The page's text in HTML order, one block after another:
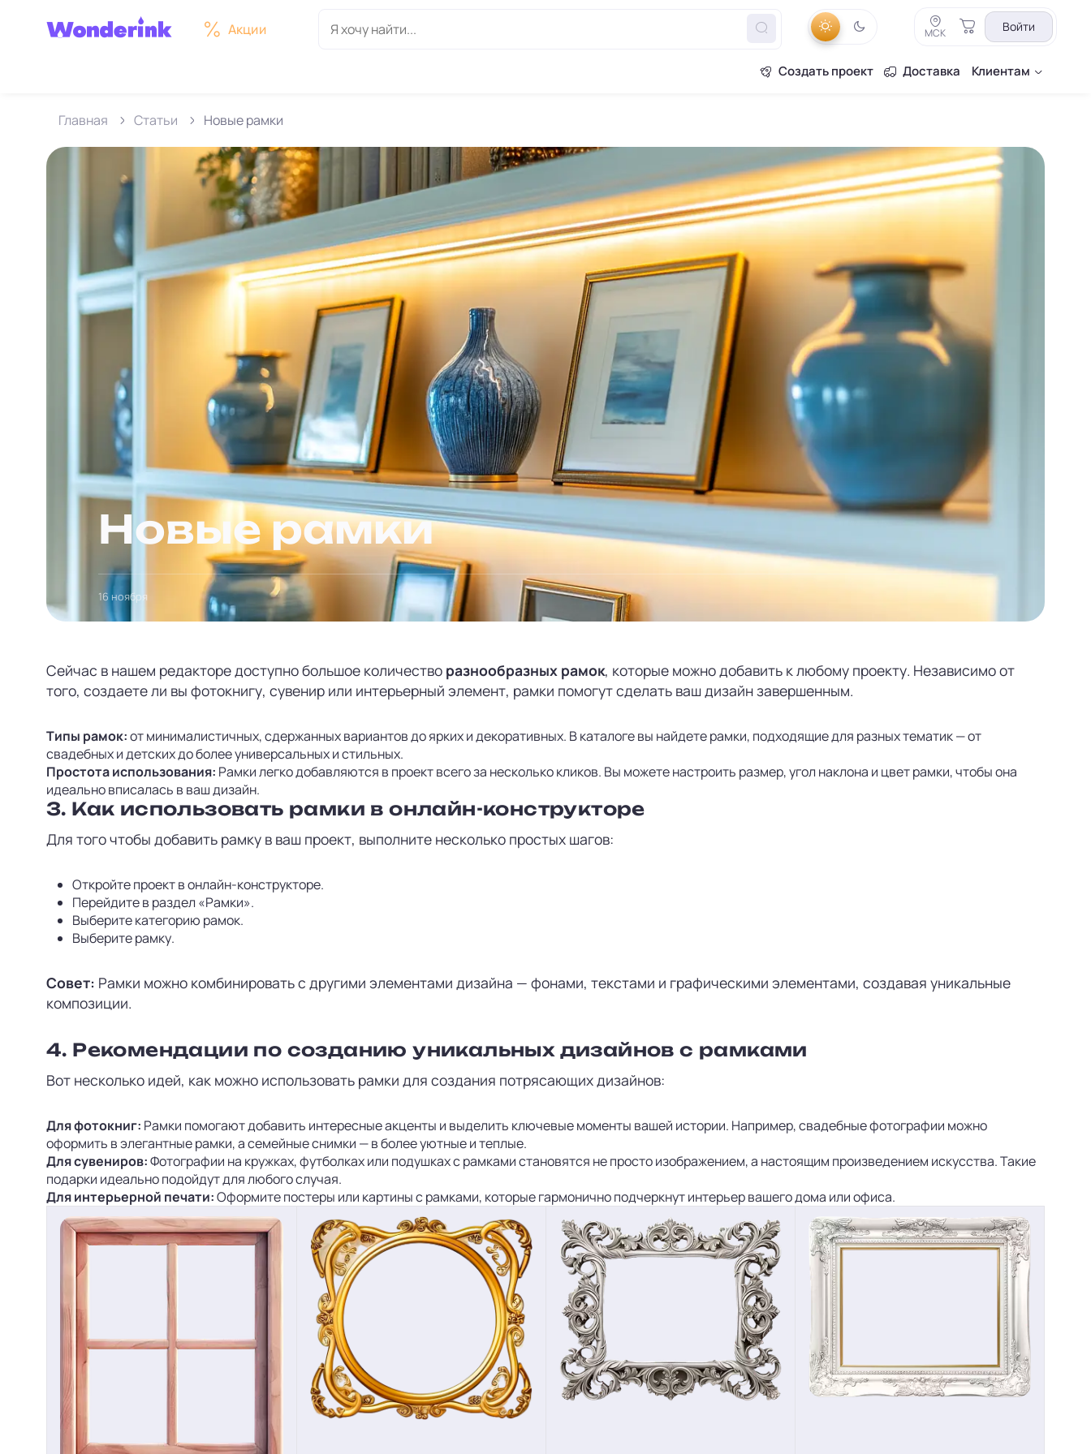
Акции МСК Войти
Создать проект Доставка Клиентам
Главная Статьи Новые рамки
Новые рамки
16 ноября
Сейчас в нашем редакторе доступно большое количество разнообразных рамок, которые можно добавить к любому проекту. Независимо от
того, создаете ли вы фотокнигу, сувенир или интерьерный элемент, рамки помогут сделать ваш дизайн завершенным.
Типы рамок:от минималистичных, сдержанных вариантов до ярких и декоративных. В каталоге вы найдете рамки, подходящие для разных тематик — от
свадебных и детских до более универсальных и стильных.
Простота использования: Рамки легко добавляются в проект всего за несколько кликов. Вы можете настроить размер, угол наклона и цвет рамки, чтобы она
идеально вписалась в ваш дизайн.
3. Как использовать рамки в онлайн-конструкторе
Для того чтобы добавить рамку в ваш проект, выполните несколько простых шагов:
Откройте проект в онлайн-конструкторе.
Перейдите в раздел «Рамки».
Выберите категорию рамок.
Выберите рамку.
Совет: Рамки можно комбинировать с другими элементами дизайна — фонами, текстами и графическими элементами, создавая уникальные
композиции.
4. Рекомендации по созданию уникальных дизайнов с рамками
Вот несколько идей, как можно использовать рамки для создания потрясающих дизайнов:
Для фотокниг: Рамки помогают добавить интересные акценты и выделить ключевые моменты вашей истории. Например, свадебные фотографии можно
оформить в элегантные рамки, а семейные снимки — в более уютные и теплые.
Для сувениров:Фотографии на кружках, футболках или подушках с рамками становятся не просто изображением, а настоящим произведением искусства. Такие
подарки идеально подойдут для любого случая.
Для интерьерной печати:Оформите постеры или картины с рамками, которые гармонично подчеркнут интерьер вашего дома или офиса.